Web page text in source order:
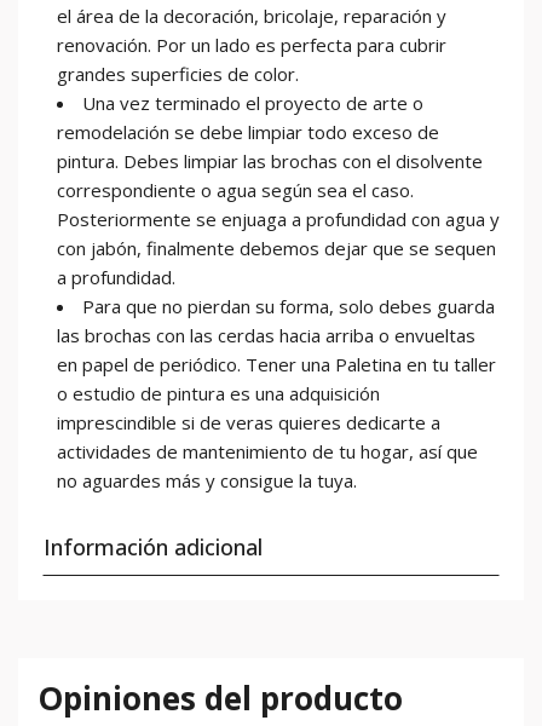
el área de la decoración, bricolaje, reparación y
renovación. Por un lado es perfecta para cubrir
grandes superficies de color.
Una vez terminado el proyecto de arte o
remodelación se debe limpiar todo exceso de
pintura. Debes limpiar las brochas con el disolvente
correspondiente o agua según sea el caso.
Posteriormente se enjuaga a profundidad con agua y
con jabón, finalmente debemos dejar que se sequen
a profundidad.
Para que no pierdan su forma, solo debes guarda
las brochas con las cerdas hacia arriba o envueltas
en papel de periódico. Tener una Paletina en tu taller
o estudio de pintura es una adquisición
imprescindible si de veras quieres dedicarte a
actividades de mantenimiento de tu hogar, así que
no aguardes más y consigue la tuya.
Información adicional
Opiniones del producto